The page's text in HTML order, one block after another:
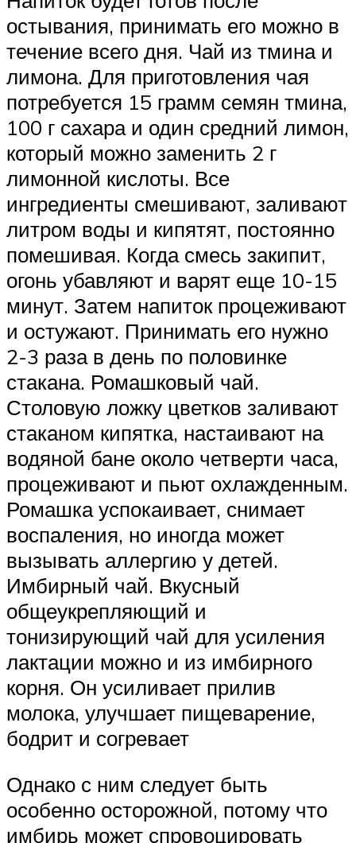
остывания, принимать его можно в
течение всего дня. Чай из тмина и
лимона. Для приготовления чая
потребуется 15 грамм семян тмина,
100 г сахара и один средний лимон,
который можно заменить 2 г
лимонной кислоты. Все
ингредиенты смешивают, заливают
литром воды и кипятят, постоянно
помешивая. Когда смесь закипит,
огонь убавляют и варят еще 10-15
минут. Затем напиток процеживают
и остужают. Принимать его нужно
2-3 раза в день по половинке
стакана. Ромашковый чай.
Столовую ложку цветков заливают
стаканом кипятка, настаивают на
водяной бане около четверти часа,
процеживают и пьют охлажденным.
Ромашка успокаивает, снимает
воспаления, но иногда может
вызывать аллергию у детей.
Имбирный чай. Вкусный
общеукрепляющий и
тонизирующий чай для усиления
лактации можно и из имбирного
корня. Он усиливает прилив
молока, улучшает пищеварение,
бодрит и согревает
Однако с ним следует быть
особенно осторожной, потому что
имбирь может спровоцировать